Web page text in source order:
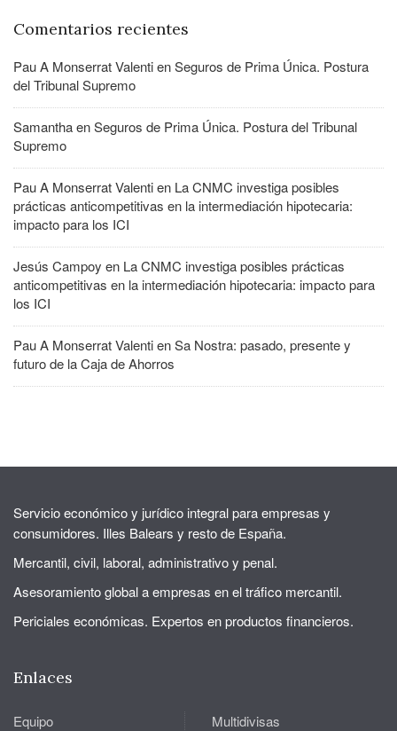
Comentarios recientes
Pau A Monserrat ValentienSeguros de Prima Única. Postura
del Tribunal Supremo
SamanthaenSeguros de Prima Única. Postura del Tribunal
Supremo
Pau A Monserrat Valentien La CNMC investiga posibles
prácticas anticompetitivas en la intermediación hipotecaria:
impacto para los ICI
Jesús Campoy en La CNMC investiga posibles prácticas
anticompetitivas en la intermediación hipotecaria: impacto para
los ICI
Pau A Monserrat ValentienSa Nostra: pasado, presente y
futuro de la Caja de Ahorros
Servicio económico y jurídico integral para empresas y
consumidores. Illes Balears y resto de España.
Mercantil, civil, laboral, administrativo y penal.
Asesoramiento global a empresas en el tráfico mercantil.
Periciales económicas. Expertos en productos financieros.
Enlaces
Equipo
Multidivisas